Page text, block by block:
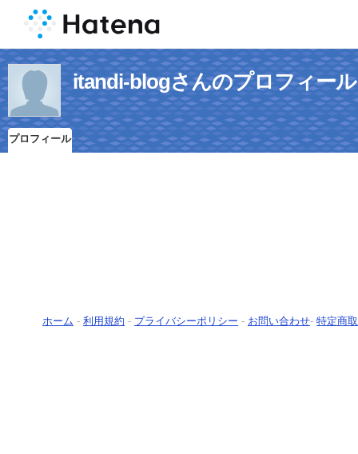
itandi-blogさんのプロフィール
プロフィール
ホーム - 利用規約 - プライバシーポリシー - お問い合わせ- 特定商